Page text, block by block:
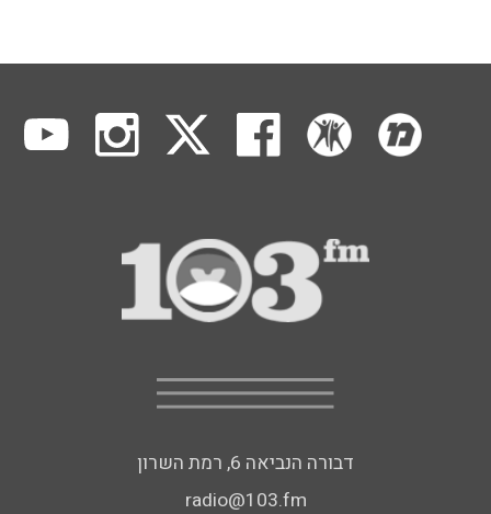
דבורה הנביאה 6, רמת השרון
radio@103.fm